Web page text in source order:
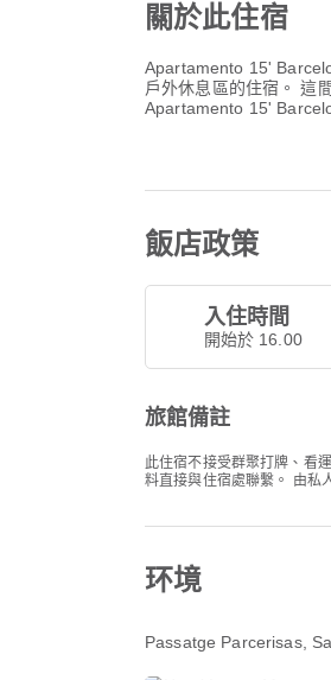
關於此住宿
Apartamento 15'
戶外休息區的住宿。 這
Apartamento 15'
飯店政策
入住時間
開始於 16.00
旅館備註
此住宿不接受群聚打牌、看
料直接與住宿處聯繫。 由私
环境
Passatge Parcerisas,